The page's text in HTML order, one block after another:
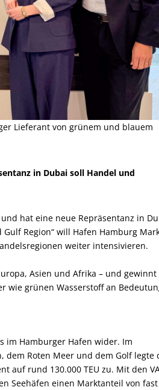
Lieferant von grünem und blauem
in Dubai soll Handel und
hat eine neue Repräsentanz in
Region“ will Hafen Hamburg
weiter intensivieren.
Asien und Afrika – und gewinnt
wie grünen Wasserstoff an
im Hamburger Hafen wider. Im
dem Roten Meer und dem Golf legte
auf rund 130.000 TEU zu. Mit den
Seehäfen einen Marktanteil von